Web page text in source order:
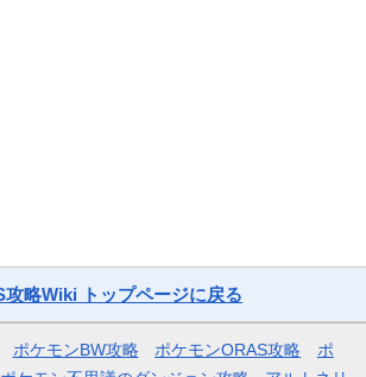
攻略Wiki トップページに戻る
ポケモンBW攻略 ポケモンORAS攻略
ポ